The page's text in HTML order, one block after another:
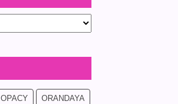
OPACY ORANDAYA